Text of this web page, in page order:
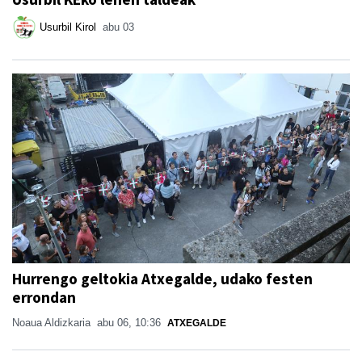
Usurbil Kirol abu 03
Hurrengo geltokia Atxegalde, udako festen
errondan
Noaua Aldizkaria abu 06, 10:36 ATXEGALDE